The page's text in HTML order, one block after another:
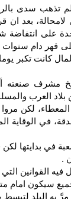
لم تذهب سدى
بعد ان
على انتفاضة
قهر دام
كانت تكبر
مشرف صنعته
العرب
لكن
في
في بدايتها لكن
.
القوانين
سيكون امام
به البلد